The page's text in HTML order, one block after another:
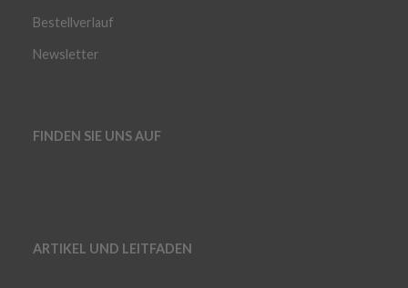
Bestellverlauf
Newsletter
FINDEN SIE UNS AUF
ARTIKEL UND LEITFADEN